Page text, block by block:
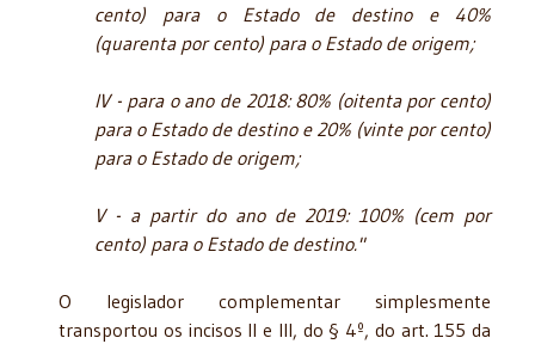
cento) para o Estado de destino e 40%
(quarenta por cento) para o Estado de origem;
IV - para o ano de 2018: 80% (oitenta por cento)
para o Estado de destino e 20% (vinte por cento)
para o Estado de origem;
V - a partir do ano de 2019: 100% (cem por
cento) para o Estado de destino."
O legislador complementar simplesmente
transportou os incisos II e III, do § 4º, do art. 155 da